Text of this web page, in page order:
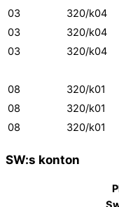
03
320/k04
03
320/k04
03
320/k04
08 320/k01
08
320/k01
08
320/k01
SW:s konton